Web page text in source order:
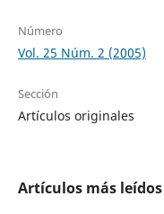
Número
Vol. 25 Núm. 2 (2005)
Sección
Artículos originales
Artículos más